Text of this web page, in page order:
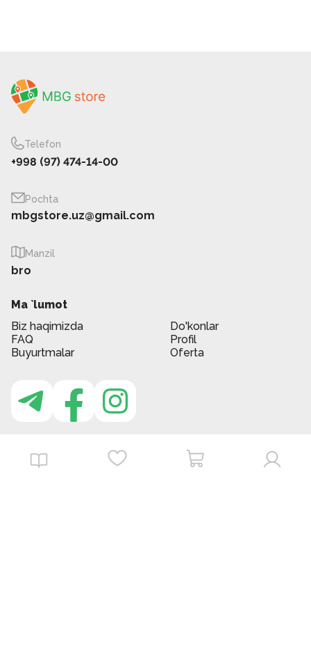
Telefon
+998 (97) 474-14-00
Pochta
mbgstore.uz@gmail.com
Manzil
bro
Ma `lumot
Biz haqimizda
Do'konlar
FAQ
Profil
Buyurtmalar
Oferta
MBG do'kon ilovasi